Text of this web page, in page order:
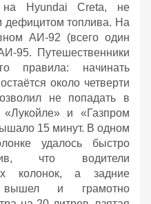
Hyundai Creta, не
дефицитом топлива. На
АИ‑92 (всего один
Путешественники
правила: начинать
около четверти
не попадать в
и «Газпром
15 минут. В одном
удалось быстро
что водители
колонок, а задние
вышел и грамотно